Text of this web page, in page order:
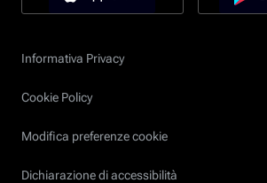
Informativa Privacy
Cookie Policy
Modifica preferenze cookie
Dichiarazione di accessibilità